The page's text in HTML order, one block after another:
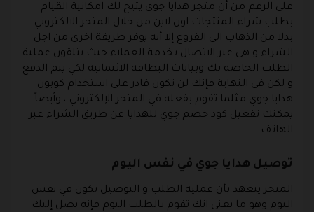
على الرغم من أن متجر هدايا جوي يتيح لك امكانية القيام
بطلب شراء المنتجات اون لاين من خلال المتجر الالكتروني
بدلا من الذهاب الى الفروع إلا أنه يوفر طريقة اخرى من اجل
الشراء و هي عبر الاتصال بخدمة العملاء حيث يتلقون عملية
الطلب الخاصة بك وبيانات البطاقة الائتمانية لكي يتم الدفع
و لكن في النهاية فإنك لن تكون قادر على استخدام كوبون
هدايا جوي مثلما تقوم بفعله في المتجر الإلكتروني ، وأيضاً
يمكنك تفعيل كود خصم جوي للهدايا عن طريق الشراء عبر
الهاتف .
توصيل هدايا جوي في نفس اليوم
المتجر يتعهد بأن عملية الطلب و التوصيل تكون في نفس
اليوم وهو ما يعني انك تقوم بالطلب اليوم فإنه يصل إليك